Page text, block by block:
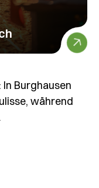
Burghausen
während